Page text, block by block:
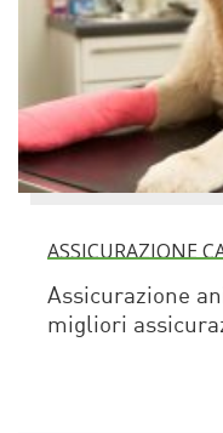
ASSICURAZIONE
Assicurazione
migliori